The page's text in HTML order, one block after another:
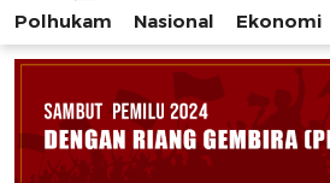
Tribun Rakyat
Tulus – Terdepan – Diharapkan
Polhukam Nasional Ekonomi